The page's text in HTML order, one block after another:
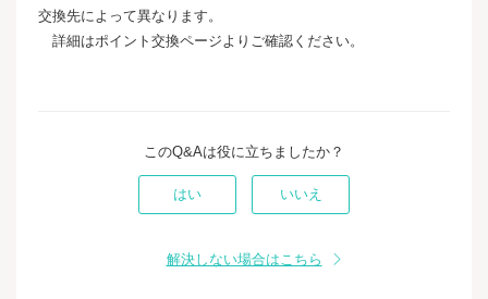
交換先によって異なります。
詳細はポイント交換ページよりご確認ください。
このQ&Aは役に立ちましたか？
はい いいえ
解決しない場合はこちら